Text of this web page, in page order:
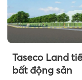
Taseco Land
bất động sản